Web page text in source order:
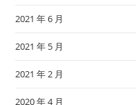
2021 年 6 月
2021 年 5 月
2021 年 2 月
2020 年 4 月